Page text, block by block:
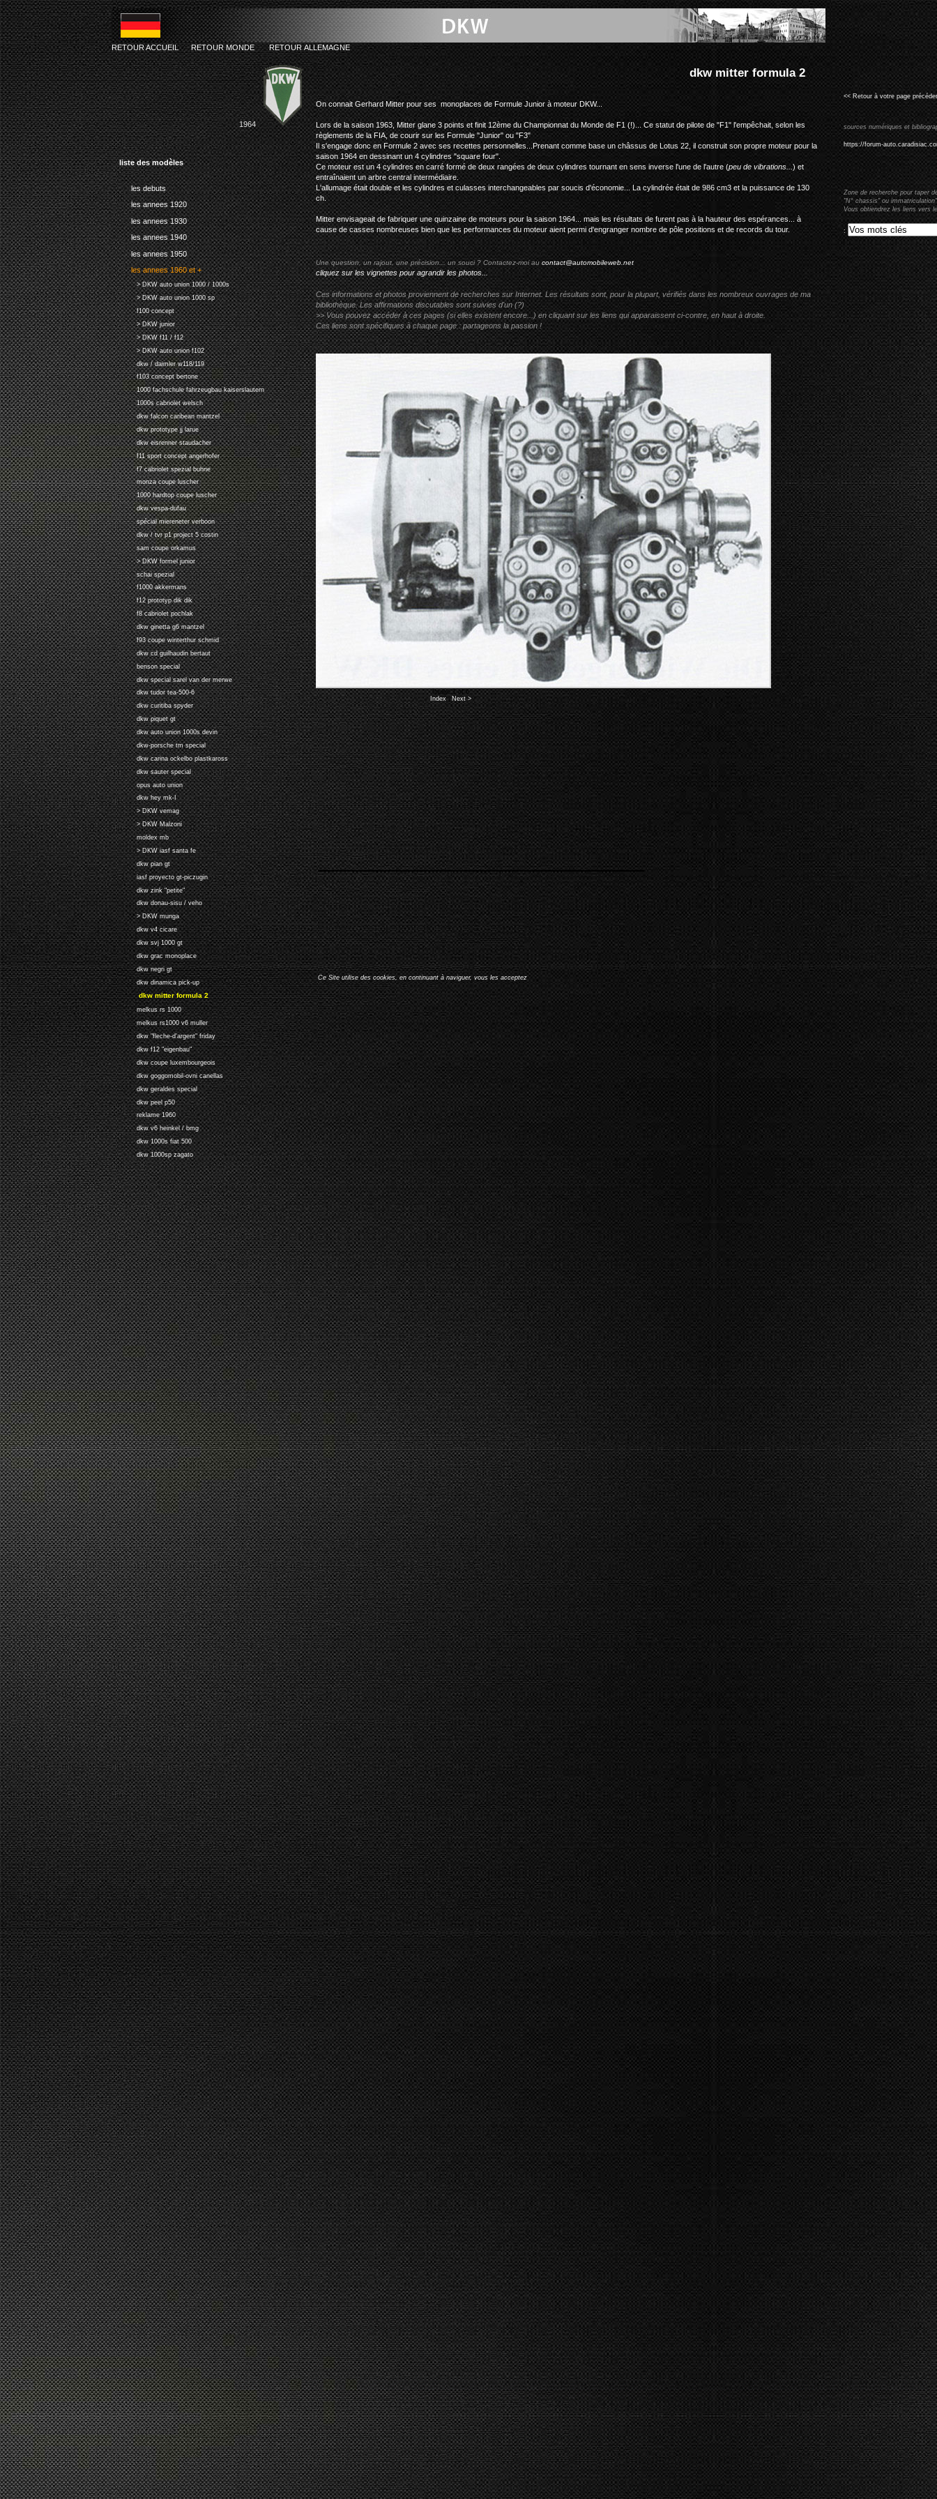
liste des modèles
les debuts
les annees 1920
les annees 1930
les annees 1940
les annees 1950
les annees 1960 et +
> DKW auto union 1000 / 1000s
> DKW auto union 1000 sp
f100 concept
> DKW junior
> DKW f11 / f12
> DKW auto union f102
dkw / daimler w118/119
f103 concept bertone
1000 fachschule fahrzeugbau kaiserslautern
1000s cabriolet welsch
dkw falcon caribean mantzel
dkw prototype jj larue
dkw eisrenner staudacher
f11 sport concept angerhofer
f7 cabriolet spezial buhne
monza coupe luscher
1000 hardtop coupe luscher
dkw vespa-dufau
spécial miereneter verboon
dkw / tvr p1 project 5 costin
sam coupe orkamus
> DKW formel junior
schai spezial
f1000 akkermans
f12 prototyp dik dik
f8 cabriolet pochlak
dkw ginetta g6 mantzel
f93 coupe winterthur schmid
dkw cd guilhaudin bertaut
benson special
dkw special sarel van der merwe
dkw tudor tea-500-6
dkw curitiba spyder
dkw piquet gt
dkw auto union 1000s devin
dkw-porsche tm special
dkw carina ockelbo plastkaross
dkw sauter special
opus auto union
dkw hey mk-I
> DKW vemag
> DKW Malzoni
moldex mb
> DKW iasf santa fe
dkw pian gt
iasf proyecto gt-piczugin
dkw zink "petite"
dkw donau-sisu / veho
> DKW munga
dkw v4 cicare
dkw svj 1000 gt
dkw grac monoplace
dkw negri gt
dkw dinamica pick-up
dkw mitter formula 2
melkus rs 1000
melkus rs1000 v6 muller
dkw "fleche-d'argent" friday
dkw f12 "eigenbau"
dkw coupe luxembourgeois
dkw goggomobil-ovni canellas
dkw geraldes special
dkw peel p50
reklame 1960
dkw v6 heinkel / bmg
dkw 1000s fiat 500
dkw 1000sp zagato
dkw mitter formula 2
RETOUR ACCUEIL RETOUR MONDE RETOUR ALLEMAGNE
1964
On connait Gerhard Mitter pour ses monoplaces de Formule Junior à moteur DKW...
Lors de la saison 1963, Mitter glane 3 points et finit 12ème du Championnat du Monde de F1 (!)... Ce statut de pilote de "F1" l'empêchait, selon les
règlements de la FIA, de courir sur les Formule "Junior" ou "F3"
Il s'engage donc en Formule 2 avec ses recettes personnelles...Prenant comme base un châssus de Lotus 22, il construit son propre moteur pour la
saison 1964 en dessinant un 4 cylindres "square four".
Ce moteur est un 4 cylindres en carré formé de deux rangées de deux cylindres tournant en sens inverse l'une de l'autre (peu de vibrations...) et
entraînaient un arbre central intermédiaire.
L'allumage était double et les cylindres et culasses interchangeables par soucis d'économie... La cylindrée était de 986 cm3 et la puissance de 130
ch.
Mitter envisageait de fabriquer une quinzaine de moteurs pour la saison 1964... mais les résultats de furent pas à la hauteur des espérances... à
cause de casses nombreuses bien que les performances du moteur aient permi d'engranger nombre de pôle positions et de records du tour.
Une question, un rajout, une précision... un souci ? Contactez-moi aucontact@automobileweb.net
cliquez sur les vignettes pour agrandir les photos...
Ces informations et photos proviennent de recherches sur Internet. Les résultats sont, pour la plupart, vérifiés dans les nombreux ouvrages de ma
bibliothèque. Les affirmations discutables sont suivies d'un (?)
>> Vous pouvez accéder à ces pages (si elles existent encore...) en cliquant sur les liens qui apparaissent ci-contre, en haut à droite.
Ces liens sont spécifiques à chaque page : partageons la passion !
Image 1 of 6
Index|Next >
Ce Site utilise des cookies, en continuant à naviguer, vous les acceptez
<< Retour à votre page
sources numériques et
https://forum-
Zone de recherche pour taper
"N° chassis" ou
Vous obtiendrez les liens vers
: